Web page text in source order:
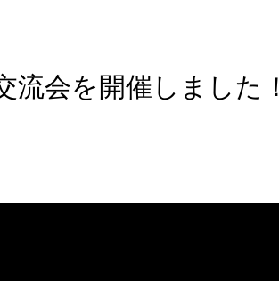
流会を開催しました！